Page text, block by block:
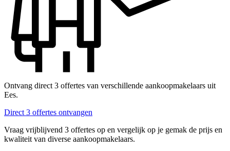
Ontvang direct 3 offertes van verschillende aankoopmakelaars uit
Ees.
Direct 3 offertes ontvangen
Vraag vrijblijvend 3 offertes op en vergelijk op je gemak de prijs en
kwaliteit van diverse aankoopmakelaars.